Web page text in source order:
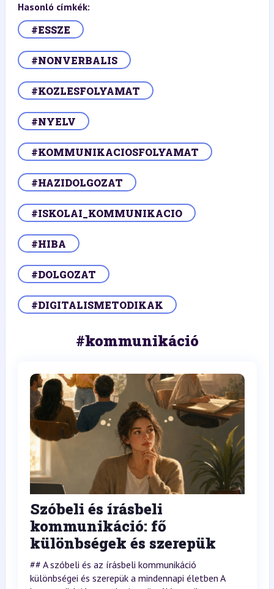
Hasonló címkék:
#ESSZE
#NONVERBALIS
#KOZLESFOLYAMAT
#NYELV
#KOMMUNIKACIOSFOLYAMAT
#HAZIDOLGOZAT
#ISKOLAI_KOMMUNIKACIO
#HIBA
#DOLGOZAT
#DIGITALISMETODIKAK
#kommunikáció
Szóbeli és írásbeli
kommunikáció: fő
különbségek és szerepük
## A szóbeli és az írásbeli kommunikáció
különbségei és szerepük a mindennapi életben A